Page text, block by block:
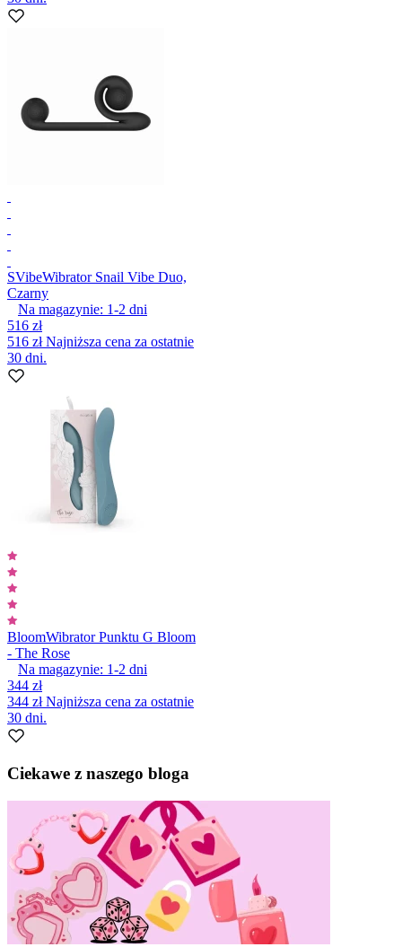
SVibeWibrator Snail Vibe Duo,
Czarny
Na magazynie: 1-2 dni
516 zł
516 złNajniższa cena za ostatnie
30 dni.
BloomWibrator Punktu G Bloom
- The Rose
Na magazynie: 1-2 dni
344 zł
344 złNajniższa cena za ostatnie
30 dni.
Ciekawe z naszego bloga